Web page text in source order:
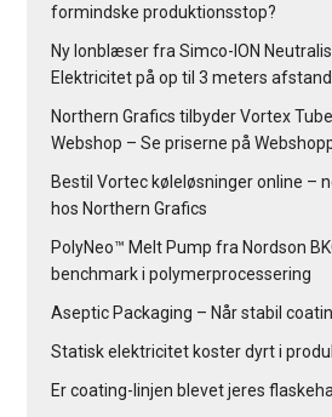
formindske produktionsstop?
Ny Ionblæser fra Simco-ION
Elektricitet på op til 3 meters afstand
Northern Grafics tilbyder Vortex
Webshop – Se priserne på
Bestil Vortec køleløsninger online –
hos Northern Grafics
PolyNeo™ Melt Pump fra Nordson
benchmark i polymerprocessering
Aseptic Packaging – Når stabil
Statisk elektricitet koster dyrt i
Er coating-linjen blevet jeres